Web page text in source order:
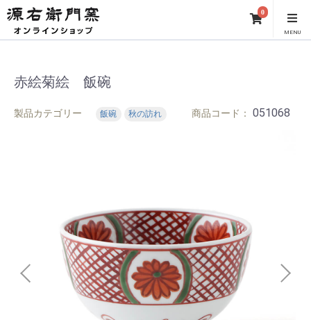
0
MENU
赤絵菊絵 飯碗
製品カテゴリー 飯碗 秋の訪れ 商品コード： 051068